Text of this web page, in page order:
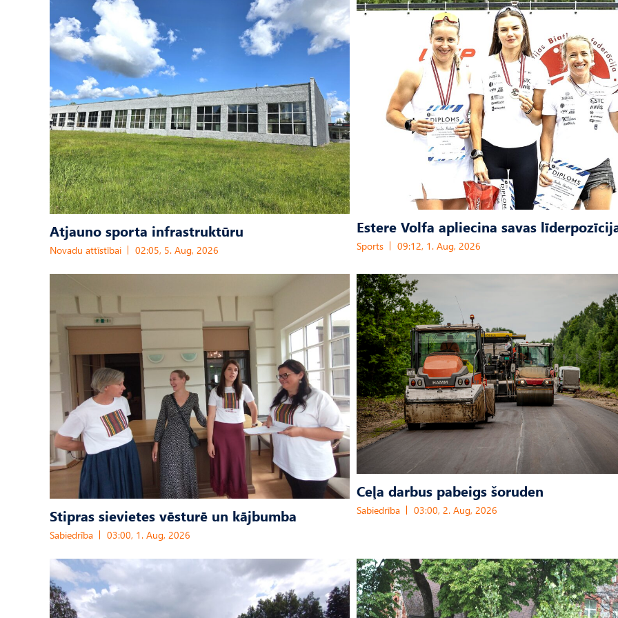
Atjauno sporta infrastruktūru
Novadu attīstībai 02:05, 5. Aug, 2026
Estere Volfa apliecina savas
Sports 09:12, 1. Aug, 2026
Stipras sievietes vēsturē un kājbumba
Sabiedrība 03:00, 1. Aug, 2026
Ceļa darbus pabeigs šoruden
Sabiedrība 03:00, 2. Aug, 2026